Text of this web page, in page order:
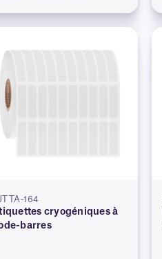
164
cryogéniques à
barres